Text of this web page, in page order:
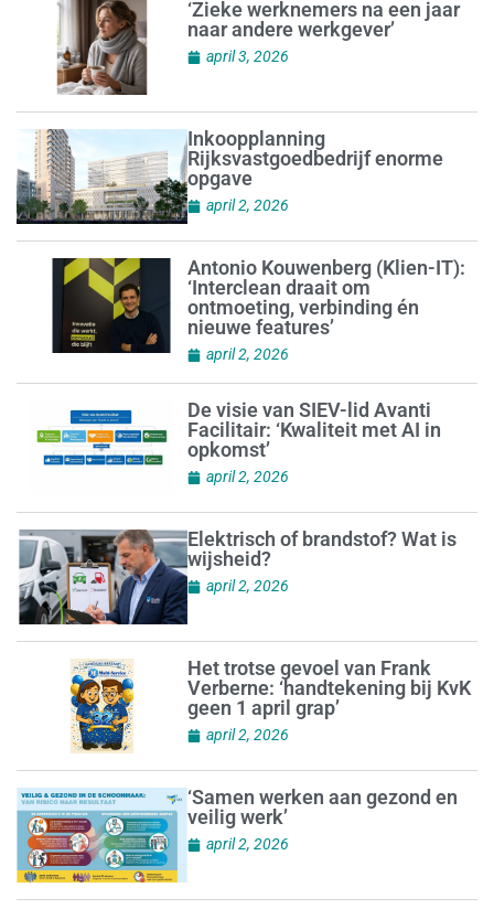
‘Zieke werknemers na een jaar
naar andere werkgever’
april 3, 2026
Inkoopplanning
Rijksvastgoedbedrijf enorme
opgave
april 2, 2026
Antonio Kouwenberg (Klien-IT):
‘Interclean draait om
ontmoeting, verbinding én
nieuwe features’
april 2, 2026
De visie van SIEV-lid Avanti
Facilitair: ‘Kwaliteit met AI in
opkomst’
april 2, 2026
Elektrisch of brandstof? Wat is
wijsheid?
april 2, 2026
Het trotse gevoel van Frank
Verberne: ‘handtekening bij KvK
geen 1 april grap’
april 2, 2026
‘Samen werken aan gezond en
veilig werk’
april 2, 2026